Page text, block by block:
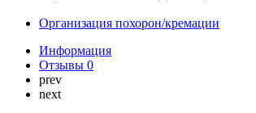
Организация похорон/кремации
Информация
Отзывы 0
prev
next